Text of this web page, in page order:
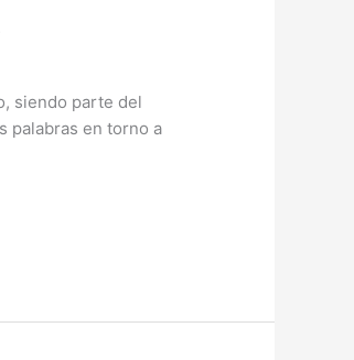
siendo parte del
palabras en torno a